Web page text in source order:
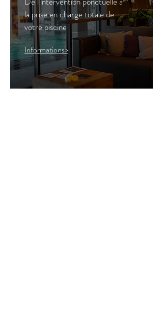
la prise en charge totale de
votre piscine
Informations>